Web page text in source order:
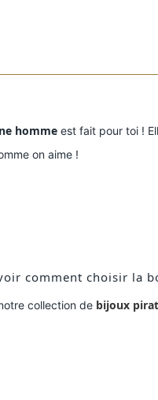
homme est fait pour toi !
on aime !
comment choisir la
collection de bijoux